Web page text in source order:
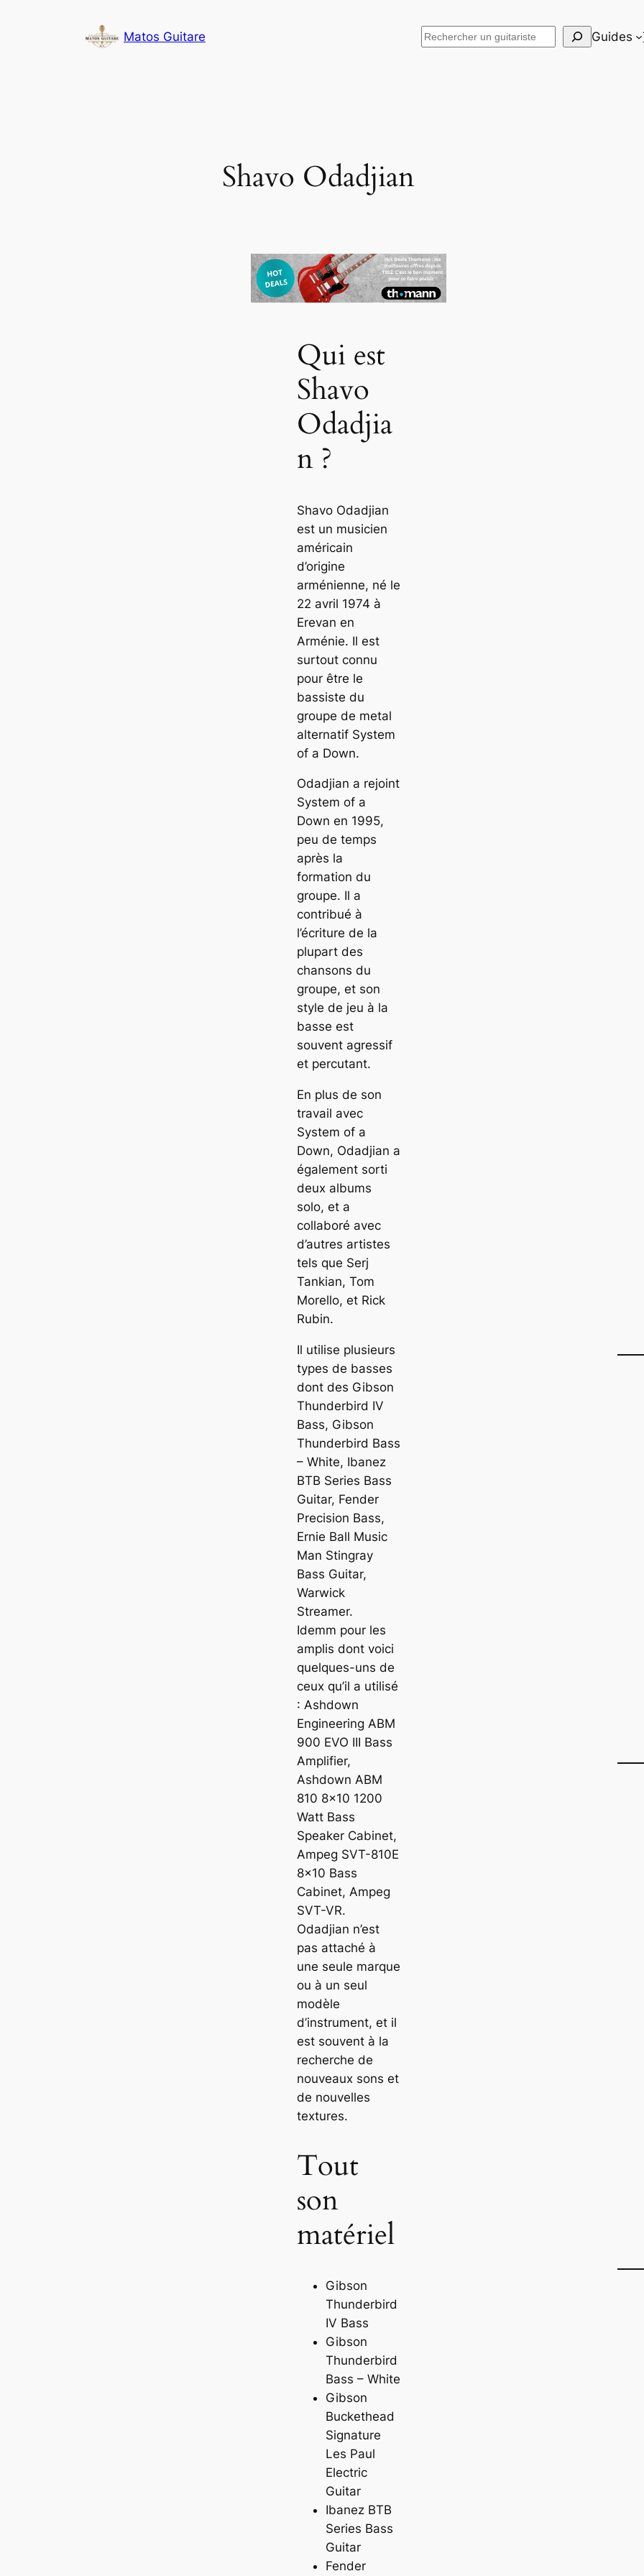
Matos Guitare Rechercher Guides
Shavo Odadjian
Qui est
Shavo
Odadjia
n ?
Shavo Odadjian
est un musicien
américain
d’origine
arménienne, né le
22 avril 1974 à
Erevan en
Arménie. Il est
surtout connu
pour être le
bassiste du
groupe de metal
alternatif System
of a Down.
Odadjian a rejoint
System of a
Down en 1995,
peu de temps
après la
formation du
groupe. Il a
contribué à
l’écriture de la
plupart des
chansons du
groupe, et son
style de jeu à la
basse est
souvent agressif
et percutant.
En plus de son
travail avec
System of a
Down, Odadjian a
également sorti
deux albums
solo, et a
collaboré avec
d’autres artistes
tels que Serj
Tankian, Tom
Morello, et Rick
Rubin.
Il utilise plusieurs
types de basses
dont des Gibson
Thunderbird IV
Bass, Gibson
Thunderbird Bass
– White, Ibanez
BTB Series Bass
Guitar, Fender
Precision Bass,
Ernie Ball Music
Man Stingray
Bass Guitar,
Warwick
Streamer.
Idemm pour les
amplis dont voici
quelques-uns de
ceux qu’il a utilisé
: Ashdown
Engineering ABM
900 EVO III Bass
Amplifier,
Ashdown ABM
810 8×10 1200
Watt Bass
Speaker Cabinet,
Ampeg SVT-810E
8×10 Bass
Cabinet, Ampeg
SVT-VR.
Odadjian n’est
pas attaché à
une seule marque
ou à un seul
modèle
d’instrument, et il
est souvent à la
recherche de
nouveaux sons et
de nouvelles
textures.
Tout
son
matériel
Gibson
Thunderbird
IV Bass
Gibson
Thunderbird
Bass – White
Gibson
Buckethead
Signature
Les Paul
Electric
Guitar
Ibanez BTB
Series Bass
Guitar
Fender